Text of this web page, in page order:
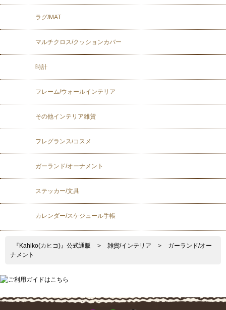
ラグ/MAT
マルチクロス/クッションカバー
時計
フレーム/ウォールインテリア
その他インテリア雑貨
フレグランス/コスメ
ガーランド/オーナメント
ステッカー/文具
カレンダー/スケジュール手帳
『Kahiko(カヒコ)』公式通販 > 雑貨/インテリア >
ガーランド/オー
ナメント